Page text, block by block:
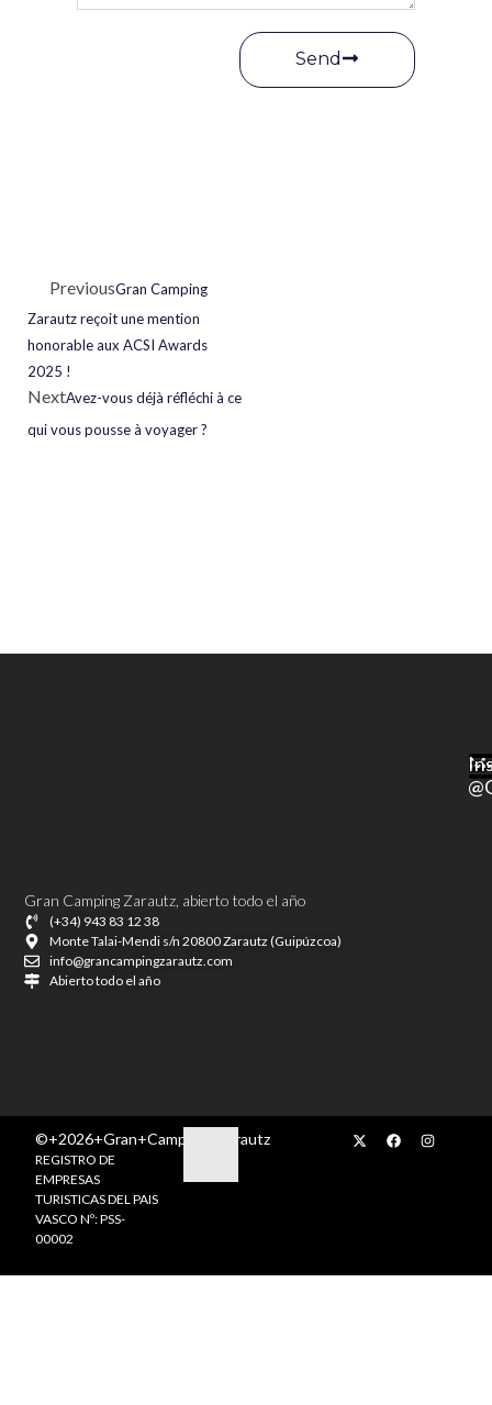
Send
PreviousGran Camping
Zarautz reçoit une mention
honorable aux ACSI Awards
2025 !
NextAvez-vous déjà réfléchi à ce
qui vous pousse à voyager ?
Gran Camping Zarautz, abierto todo el año
(+34) 943 83 12 38
Monte Talai-Mendi s/n 20800 Zarautz (Guipúzcoa)
info@grancampingzarautz.com
Abierto todo el año
©+2026+Gran+Camping+Zarautz
REGISTRO DE
EMPRESAS
TURISTICAS DEL PAIS
VASCO Nº: PSS-
00002